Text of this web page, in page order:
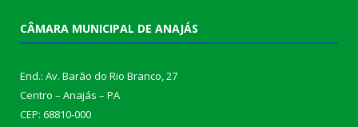
CÂMARA MUNICIPAL DE ANAJÁS
End.: Av. Barão do Rio Branco, 27
Centro – Anajás – PA
CEP: 68810-000